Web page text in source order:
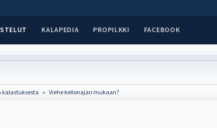
KALAPEDIA PROPILKKI FACEBOOK
kalastuksesta ► Viehe kellonajan mukaan?